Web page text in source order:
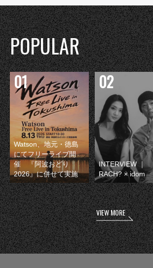
POPULAR
Watson、地元・徳島
にてフリーライブ開
催 『阿波おどり
2026』に併せて実施
INTERVIEW ｜
RACH? × idom
VIEW MORE